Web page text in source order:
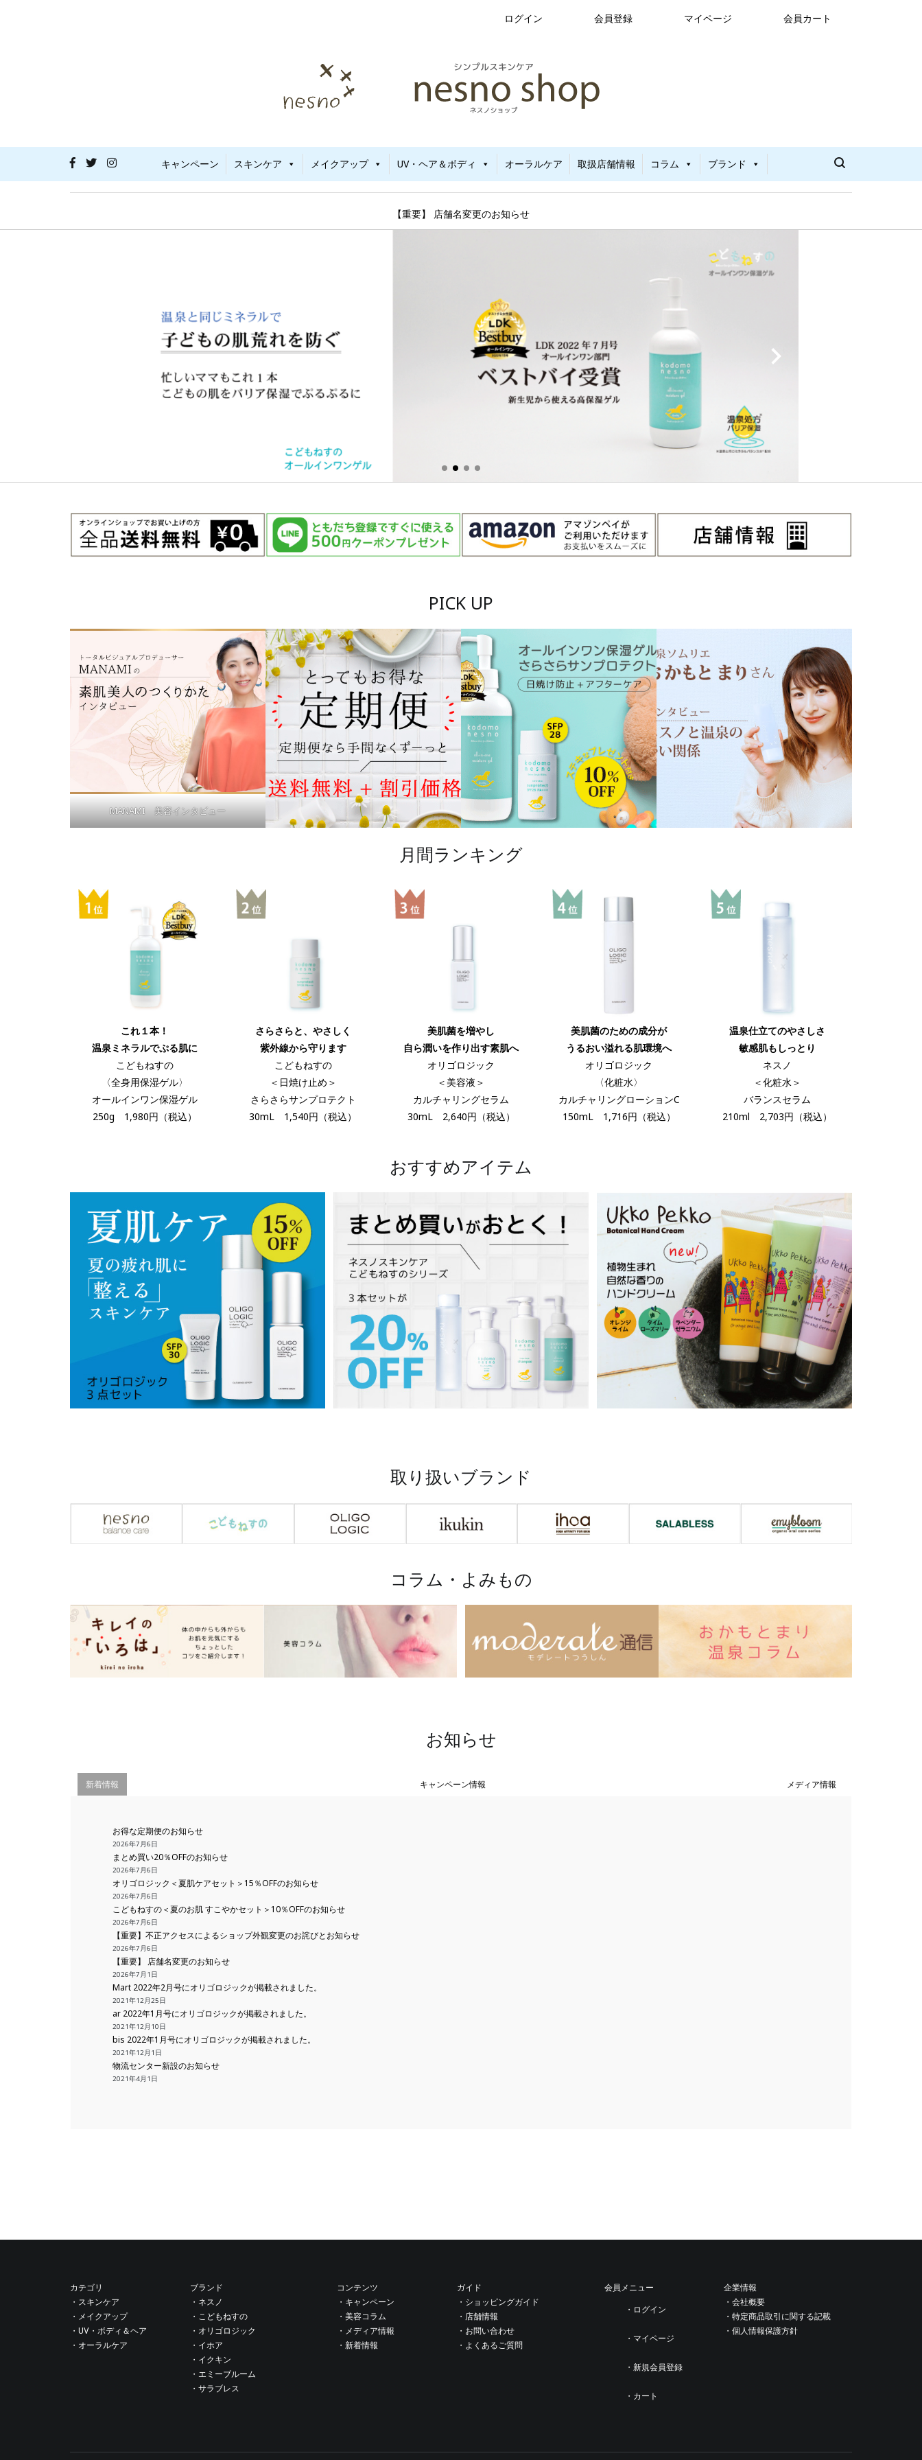
ログイン 会員登録 マイページ 会員カート
nesno（ネスノ）公式
敏感肌・新生児から使える保湿ゲル｜定期便20%OFF
キャンペーン スキンケア メイクアップ UV・ヘア＆ボディ オーラルケア 取扱店舗情報 コラム ブランド
【重要】 店舗名変更のお知らせ
PICK UP
MANAMI 美容インタビュー
月間ランキング
これ１本！
温泉ミネラルでぷる肌に
こどもねすの
〈全身用保湿ゲル〉
オールインワン保湿ゲル
250g 1,980円（税込）
さらさらと、やさしく
紫外線から守ります
こどもねすの
＜日焼け止め＞
さらさらサンプロテクト
30mL 1,540円（税込）
美肌菌を増やし
自ら潤いを作り出す素肌へ
オリゴロジック
＜美容液＞
カルチャリングセラム
30mL 2,640円（税込）
美肌菌のための成分が
うるおい溢れる肌環境へ
オリゴロジック
〈化粧水〉
カルチャリングローションC
150mL 1,716円（税込）
温泉仕立てのやさしさ
敏感肌もしっとり
ネスノ
＜化粧水＞
バランスセラム
210ml 2,703円（税込）
おすすめアイテム
取り扱いブランド
コラム・よみもの
お知らせ
新着情報 キャンペーン情報 メディア情報
お得な定期便のお知らせ
2026年7月6日
まとめ買い20％OFFのお知らせ
2026年7月6日
オリゴロジック＜夏肌ケアセット＞15％OFFのお知らせ
2026年7月6日
こどもねすの＜夏のお肌 すこやかセット＞10％OFFのお知らせ
2026年7月6日
【重要】不正アクセスによるショップ外観変更のお詫びとお知らせ
2026年7月6日
【重要】 店舗名変更のお知らせ
2026年7月1日
Mart 2022年2月号にオリゴロジックが掲載されました。
2021年12月25日
ar 2022年1月号にオリゴロジックが掲載されました。
2021年12月10日
bis 2022年1月号にオリゴロジックが掲載されました。
2021年12月1日
物流センター新設のお知らせ
2021年4月1日
カテゴリ
・スキンケア
・メイクアップ
・UV・ボディ＆ヘア
・オーラルケア
ブランド
・ネスノ
・こどもねすの
・オリゴロジック
・イホア
・イクキン
・エミーブルーム
・サラブレス
コンテンツ
・キャンペーン
・美容コラム
・メディア情報
・新着情報
ガイド
・ショッピングガイド
・店舗情報
・お問い合わせ
・よくあるご質問
会員メニュー
・ログイン
・マイページ
・新規会員登録
・カート
企業情報
・会社概要
・特定商品取引に関する記載
・個人情報保護方針